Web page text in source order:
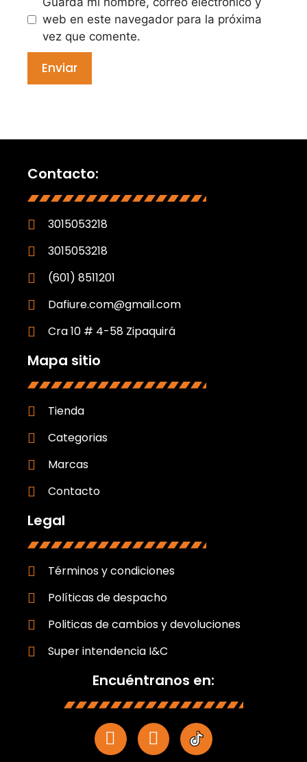
web en este navegador para la próxima
vez que comente.
Contacto:
3015053218
3015053218
(601) 8511201
Dafiure.com@gmail.com
Cra 10 # 4-58 Zipaquirá
Mapa sitio
Tienda
Categorias
Marcas
Contacto
Legal
Términos y condiciones
Políticas de despacho
Politicas de cambios y devoluciones
Super intendencia I&C
Encuéntranos en: